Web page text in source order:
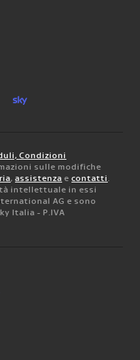
Condizioni
sulle modifiche
, assistenza e contatti.
intellettuale in essi
AG e sono
Italia - P.IVA